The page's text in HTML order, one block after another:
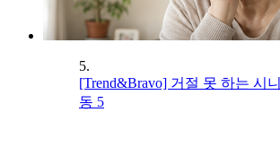
5.
[Trend&Bravo] 거절 못 하는 시
동 5